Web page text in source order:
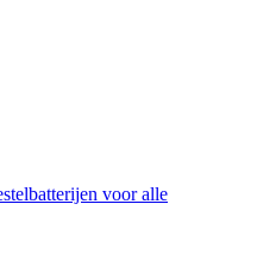
voor alle